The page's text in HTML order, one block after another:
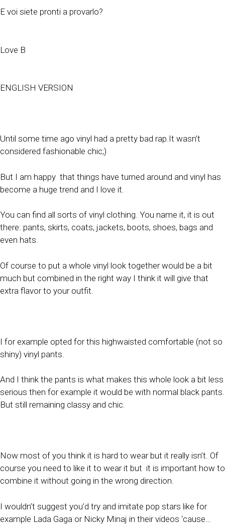
E voi siete pronti a provarlo?
Love B
ENGLISH VERSION
Until some time ago vinyl had a pretty bad rap.It wasn’t
considered fashionable chic;)
But I am happy that things have turned around and vinyl has
become a huge trend and I love it.
You can find all sorts of vinyl clothing. You name it, it is out
there: pants, skirts, coats, jackets, boots, shoes, bags and
even hats.
Of course to put a whole vinyl look together would be a bit
much but combined in the right way I think it will give that
extra flavor to your outfit.
I for example opted for this highwaisted comfortable (not so
shiny) vinyl pants.
And I think the pants is what makes this whole look a bit less
serious then for example it would be with normal black pants.
But still remaining classy and chic.
Now most of you think it is hard to wear but it really isn’t. Of
course you need to like it to wear it but it is important how to
combine it without going in the wrong direction.
I wouldn’t suggest you’d try and imitate pop stars like for
example Lada Gaga or Nicky Minaj in their videos ‘cause…